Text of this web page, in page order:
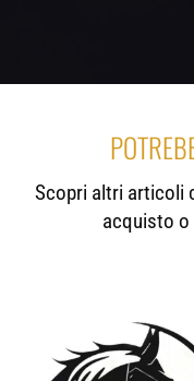
Scopri altri articoli
acquisto